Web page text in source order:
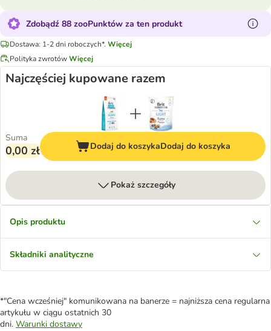
Zdobądź 88 zooPunktów za ten produkt
Dostawa: 1-2 dni roboczych*. Więcej
Polityka zwrotówWięcej
Najczęściej kupowane razem
Suma
0,00 zł Dodaj do koszykaDodaj do koszyka
Pokaż szczegóły
Opis produktu
Składniki analityczne
*"Cena wcześniej" komunikowana na banerze = najniższa cena regularna
artykułu w ciągu ostatnich 30
dni. Warunki dostawy